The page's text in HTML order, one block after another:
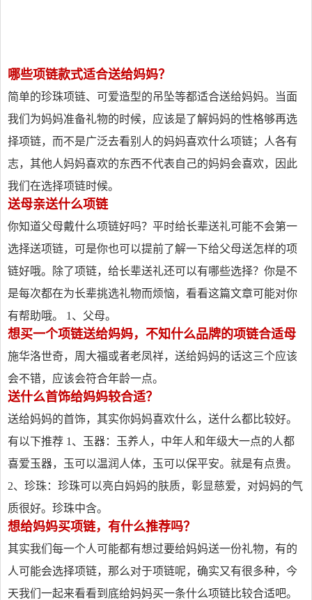
哪些项链款式适合送给妈妈？
简单的珍珠项链、可爱造型的吊坠等都适合送给妈妈。当面
我们为妈妈准备礼物的时候，应该是了解妈妈的性格够再选
择项链，而不是广泛去看别人的妈妈喜欢什么项链；人各有
志，其他人妈妈喜欢的东西不代表自己的妈妈会喜欢，因此
我们在选择项链时候。
送母亲送什么项链
你知道父母戴什么项链好吗？平时给长辈送礼可能不会第一
选择送项链，可是你也可以提前了解一下给父母送怎样的项
链好哦。除了项链，给长辈送礼还可以有哪些选择？你是不
是每次都在为长辈挑选礼物而烦恼，看看这篇文章可能对你
有帮助哦。 1、父母。
想买一个项链送给妈妈，不知什么品牌的项链合适母
施华洛世奇，周大福或者老凤祥，送给妈妈的话这三个应该
会不错，应该会符合年龄一点。
送什么首饰给妈妈较合适？
送给妈妈的首饰，其实你妈妈喜欢什么，送什么都比较好。
有以下推荐 1、玉器：玉养人，中年人和年级大一点的人都
喜爱玉器，玉可以温润人体，玉可以保平安。就是有点贵。
2、珍珠：珍珠可以亮白妈妈的肤质，彰显慈爱，对妈妈的气
质很好。珍珠中含。
想给妈妈买项链，有什么推荐吗？
其实我们每一个人可能都有想过要给妈妈送一份礼物，有的
人可能会选择项链，那么对于项链呢，确实又有很多种，今
天我们一起来看看到底给妈妈买一条什么项链比较合适吧。